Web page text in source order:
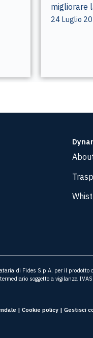
migliorare
24 Luglio
di Fides S.p.A. per il
soggetto a vigilanza
| Cookie policy | Gestisci